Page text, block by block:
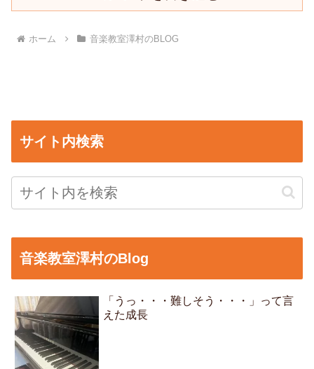
ホーム 音楽教室澤村のBLOG
サイト内検索
音楽教室澤村のBlog
「うっ・・・難しそう・・・」って言
えた成長